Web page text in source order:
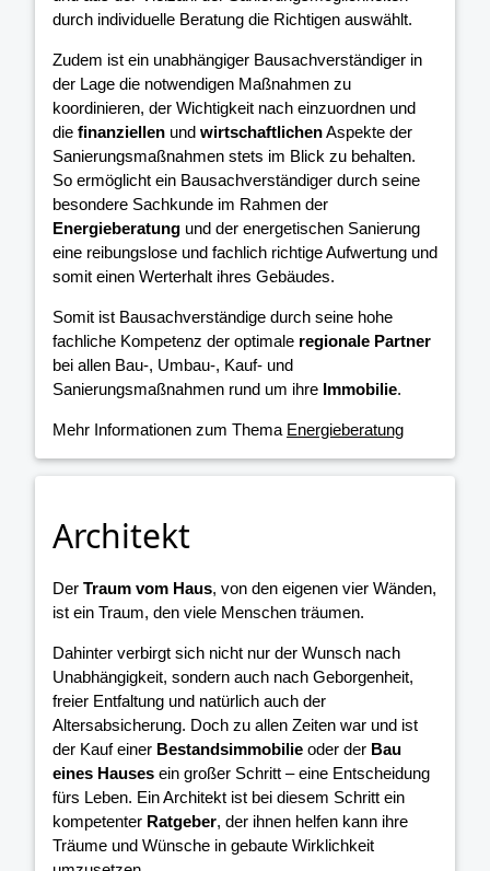
durch individuelle Beratung die Richtigen auswählt.
Zudem ist ein unabhängiger Bausachverständiger in
der Lage die notwendigen Maßnahmen zu
koordinieren, der Wichtigkeit nach einzuordnen und
die finanziellen und wirtschaftlichenAspekte der
Sanierungsmaßnahmen stets im Blick zu behalten.
So ermöglicht ein Bausachverständiger durch seine
besondere Sachkunde im Rahmen der
Energieberatung und der energetischen Sanierung
eine reibungslose und fachlich richtige Aufwertung und
somit einen Werterhalt ihres Gebäudes.
Somit ist Bausachverständige durch seine hohe
fachliche Kompetenz der optimale regionale Partner
bei allen Bau-, Umbau-, Kauf- und
Sanierungsmaßnahmen rund um ihre Immobilie.
Mehr Informationen zum Thema Energieberatung
Architekt
Der Traum vom Haus, von den eigenen vier Wänden,
ist ein Traum, den viele Menschen träumen.
Dahinter verbirgt sich nicht nur der Wunsch nach
Unabhängigkeit, sondern auch nach Geborgenheit,
freier Entfaltung und natürlich auch der
Altersabsicherung. Doch zu allen Zeiten war und ist
der Kauf einer Bestandsimmobilie oder der Bau
eines Hauses ein großer Schritt – eine Entscheidung
fürs Leben. Ein Architekt ist bei diesem Schritt ein
kompetenter Ratgeber, der ihnen helfen kann ihre
Träume und Wünsche in gebaute Wirklichkeit